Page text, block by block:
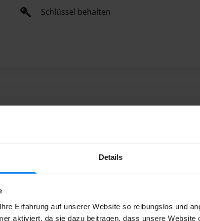
Details
Erfahrung auf unserer Website so reibungslos und
aktiviert, da sie dazu beitragen, dass unsere Website
Schlüssel behalten
ist Ihr Stellplatz im P2 für Sie freigehalten, selbst
erfolgt modern und kontaktlos per
und öffnet die Schranke automatisch.
. Sollte sich die Schranke nicht öffnen, nutzen